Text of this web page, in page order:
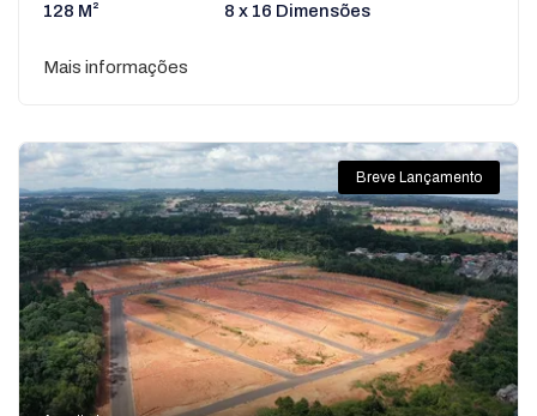
128 M² 8 x 16 Dimensões
Mais informações
Breve Lançamento